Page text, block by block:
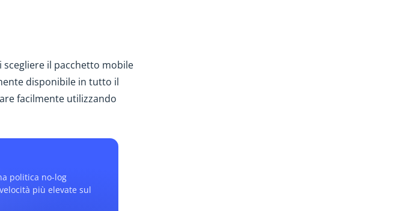
il pacchetto mobile
disponibile in tutto il
facilmente utilizzando
politica no-log
più elevate sul